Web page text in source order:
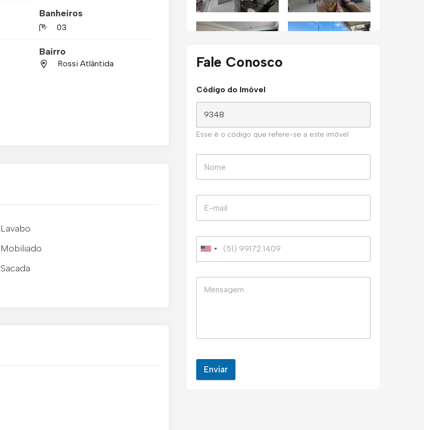
Banheiros
03
Bairro
Rossi Atlântida
Lavabo
Mobiliado
Sacada
Fale Conosco
Código do Imóvel
Esse é o código que refere-se a este imóvel
Enviar